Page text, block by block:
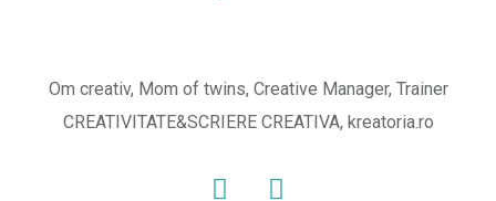
Om creativ, Mom of twins, Creative Manager, Trainer
CREATIVITATE&SCRIERE CREATIVA, kreatoria.ro